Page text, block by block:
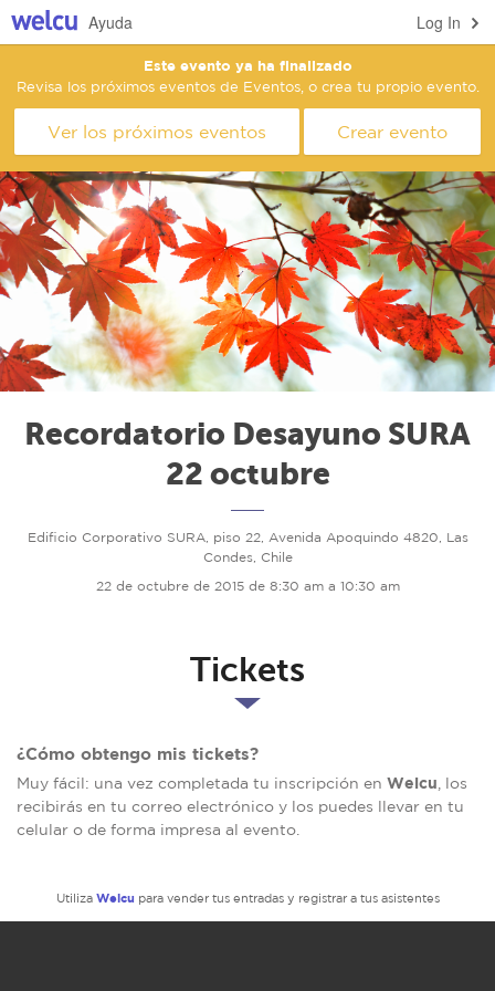
Log In
Ayuda
Este evento ya ha finalizado
Revisa los próximos eventos de Eventos, o crea tu propio evento.
Ver los próximos eventos Crear evento
Recordatorio Desayuno SURA
22 octubre
Edificio Corporativo SURA, piso 22, Avenida Apoquindo 4820, Las
Condes, Chile
22 de octubre de 2015 de 8:30 am a 10:30 am
Tickets
¿Cómo obtengo mis tickets?
Muy fácil: una vez completada tu inscripción en Welcu , los
recibirás en tu correo electrónico y los puedes llevar en tu
celular o de forma impresa al evento.
Utiliza Welcu para vender tus entradas y registrar a tus asistentes